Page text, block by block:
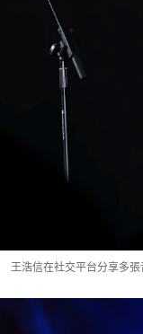
王浩信在社交平台分享多張